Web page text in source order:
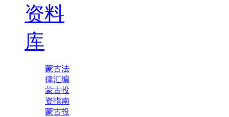
资料
库
蒙古法
律汇编
蒙古投
资指南
蒙古投